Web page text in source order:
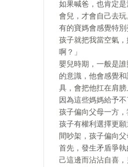
如果喊爸，也肯定
會兒，才會自己去玩
有的寶媽會感覺特
孩子就把我當空氣
啊？」
嬰兒時期，一般是
的意識，他會感覺
具，會把他扛在肩
因為這些媽媽給予不
孩子偏向父母一方
孩子有權利選擇更
間吵架，孩子偏向父
首先，發生矛盾爭
己這邊而沾沾自喜